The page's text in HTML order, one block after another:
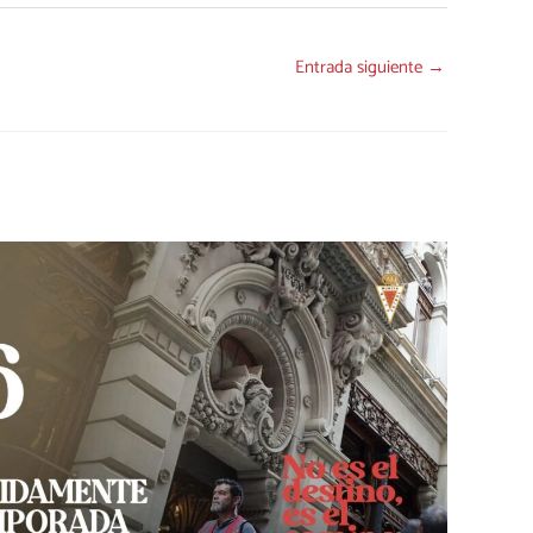
Entrada siguiente →